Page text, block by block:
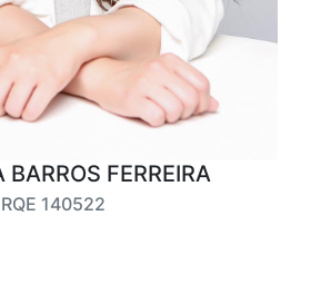
BARROS FERREIRA
140522